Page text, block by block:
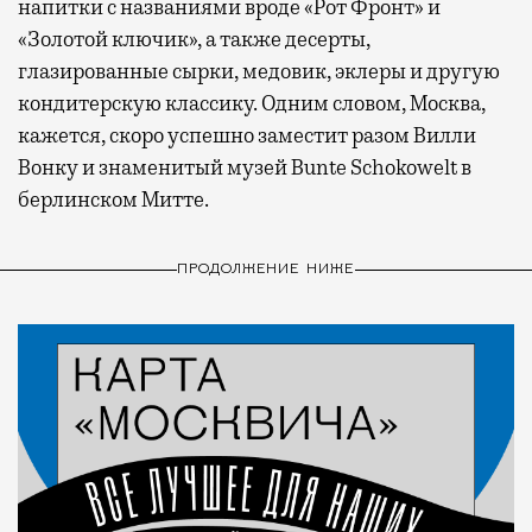
напитки с названиями вроде «Рот Фронт» и
«Золотой ключик», а также десерты,
глазированные сырки, медовик, эклеры и другую
кондитерскую классику. Одним словом, Москва,
кажется, скоро успешно заместит разом Вилли
Вонку и знаменитый музей Bunte Schokowelt в
берлинском Митте.
ПРОДОЛЖЕНИЕ НИЖЕ